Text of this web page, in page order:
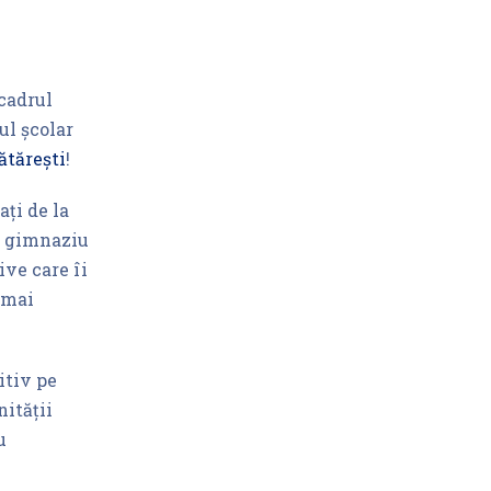
școlar
!
de la
gimnaziu
care îi
pe